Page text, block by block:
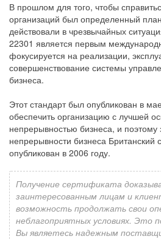
В прошлом для того, чтобы
организаций был определенный
действовали в чрезвычайных
22301 является первым
фокусируется на реализации,
совершенствование системы
бизнеса.
Этот стандарт был опубликован в
обеспечить организацию с лучшей
непрерывностью бизнеса, и поэтому
непрерывности бизнеса Британский
опубликован в 2006 году.
Получение сертификата
заинтересованным лицам и
возможность продолжать свои
неблагоприятных условиях.
Вы являетесь надежным